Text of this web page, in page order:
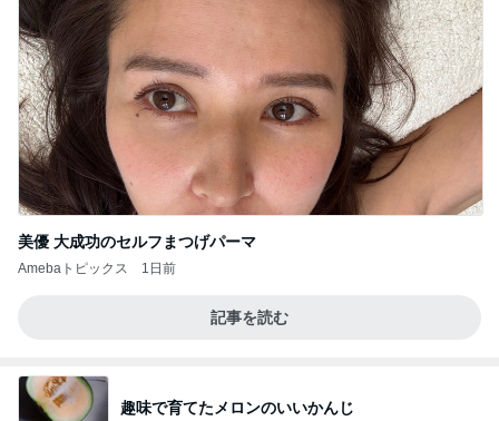
美優 大成功のセルフまつげパーマ
Amebaトピックス 1日前
記事を読む
趣味で育てたメロンのいいかんじ